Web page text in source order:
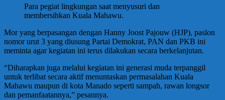
Para pegiat lingkungan saat menyusuri dan
membersihkan Kuala Mahawu.
Mor yang berpasangan dengan Hanny Joost Pajouw (HJP), paslon
nomor urut 3 yang diusung Partai Demokrat, PAN dan PKB ini
meminta agar kegiatan ini terus dilakukan secara berkelanjutan.
“Diharapkan juga melalui kegiatan ini generasi muda terpanggil
untuk terlibat secara aktif menuntaskan permasalahan Kuala
Mahawu maupun di kota Manado seperti sampah, rawan longsor
dan pemanfaatannya,” pesannya.